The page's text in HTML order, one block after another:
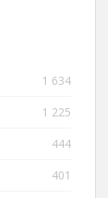
1 634
1 225
444
401